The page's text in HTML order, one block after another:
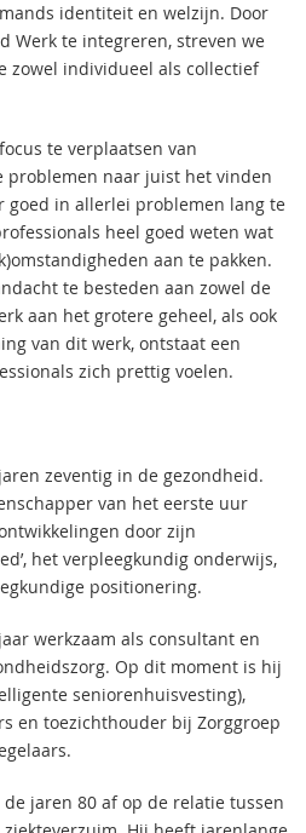
identiteit en welzijn. Door
Werk te integreren, streven we
zowel individueel als collectief
te verplaatsen van
problemen naar juist het vinden
goed in allerlei problemen lang te
heel goed weten wat
aan te pakken.
te besteden aan zowel de
aan het grotere geheel, als ook
van dit werk, ontstaat een
zich prettig voelen.
zeventig in de gezondheid.
van het eerste uur
door zijn
het verpleegkundig onderwijs,
positionering.
werkzaam als consultant en
Op dit moment is hij
seniorenhuisvesting),
en toezichthouder bij Zorggroep
jaren 80 af op de relatie tussen